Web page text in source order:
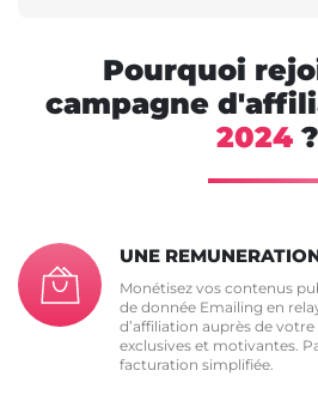
Pourquoi
campagne
2024 ?
UNE
Monétisez vos contenus
de donnée Emailing en
d’affiliation auprès de
exclusives et motivantes.
facturation simplifiée.